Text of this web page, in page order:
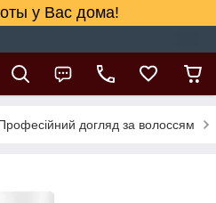
у Вас дома!
догляд за волоссям